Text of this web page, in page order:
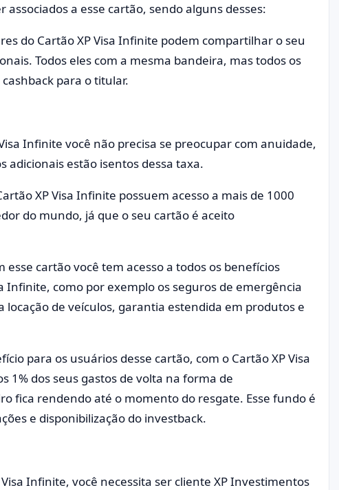
associados a esse cartão, sendo alguns desses:
do Cartão XP Visa Infinite podem compartilhar o seu
Todos eles com a mesma bandeira, mas todos os
para o titular.
Infinite você não precisa se preocupar com anuidade,
adicionais estão isentos dessa taxa.
XP Visa Infinite possuem acesso a mais de 1000
do mundo, já que o seu cartão é aceito
esse cartão você tem acesso a todos os benefícios
Infinite, como por exemplo os seguros de emergência
locação de veículos, garantia estendida em produtos e
para os usuários desse cartão, com o Cartão XP Visa
1% dos seus gastos de volta na forma de
fica rendendo até o momento do resgate. Esse fundo é
e disponibilização do investback.
Infinite, você necessita ser cliente XP Investimentos